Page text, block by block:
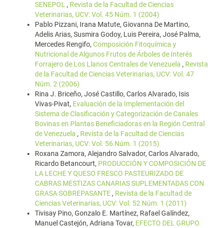
SENEPOL, Revista de la Facultad de Ciencias
Veterinarias, UCV: Vol. 45 Núm. 1 (2004)
Pablo Pizzani, Irana Matute, Giovanna De Martino,
Adelis Arias, Susmira Godoy, Luis Pereira, José Palma,
Mercedes Rengifo, Composición Fitoquímica y
Nutricional de Algunos Frutos de Árboles de Interés
Forrajero de Los Llanos Centrales de Venezuela , Revista
de la Facultad de Ciencias Veterinarias, UCV: Vol. 47
Núm. 2 (2006)
Rina J. Briceño, José Castillo, Carlos Alvarado, Isis
Vivas-Pivat, Evaluación de la Implementación del
Sistema de Clasificación y Categorización de Canales
Bovinas en Plantas Beneficiadoras en la Región Central
de Venezuela , Revista de la Facultad de Ciencias
Veterinarias, UCV: Vol. 56 Núm. 1 (2015)
Roxana Zamora, Alejandro Salvador, Carlos Alvarado,
Ricardo Betancourt, PRODUCCIÓN Y COMPOSICIÓN DE
LA LECHE Y QUESO FRESCO PASTEURIZADO DE
CABRAS MESTIZAS CANARIAS SUPLEMENTADAS CON
GRASA SOBREPASANTE, Revista de la Facultad de
Ciencias Veterinarias, UCV: Vol. 52 Núm. 1 (2011)
Tivisay Pino, Gonzalo E. Martínez, Rafael Galíndez,
Manuel Castejón, Adriana Tovar, EFECTO DEL GRUPO